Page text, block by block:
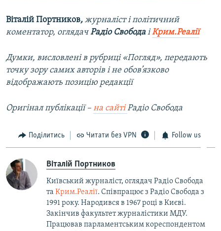
Віталій Портников, журналіст і політичний
коментатор, оглядачРадіо СвободаіКрим.Реалії
Думки, висловлені в рубриці «Погляд», передають
точку зору самих авторів і не обов’язково
відображають позицію редакції
Оригінал публікації – на сайтіРадіо Свобода
Поділитись Читати без VPN Follow us
Віталій Портников
Київський журналіст, оглядач Радіо Свобода
та Крим.Реалії. Співпрацює з Радіо Свобода з
1991 року. Народився в 1967 році в Києві.
Закінчив факультет журналістики МДУ.
Працював парламентським кореспондентом